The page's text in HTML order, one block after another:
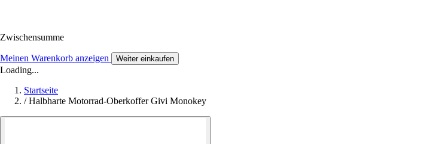
Zwischensumme
Meinen Warenkorb anzeigen Weiter einkaufen
Loading...
Startseite
/ Halbharte Motorrad-Oberkoffer Givi Monokey